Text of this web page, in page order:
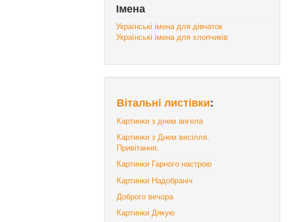
Імена
Українські імена для дівчаток
Українські імена для хлопчиків
Вітальні листівки:
Картинки з днем ангела
Картинки з Днем весілля.
Привітання.
Картинки Гарного настрою
Картинки Надобраніч
Доброго вечора
Картинки Дякую